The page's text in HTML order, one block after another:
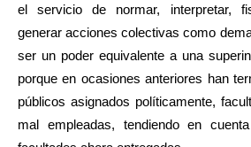
el servicio de normar, interpretar,
generar acciones colectivas como
ser un poder equivalente a una
porque en ocasiones anteriores han
públicos asignados políticamente,
mal empleadas, tendiendo en